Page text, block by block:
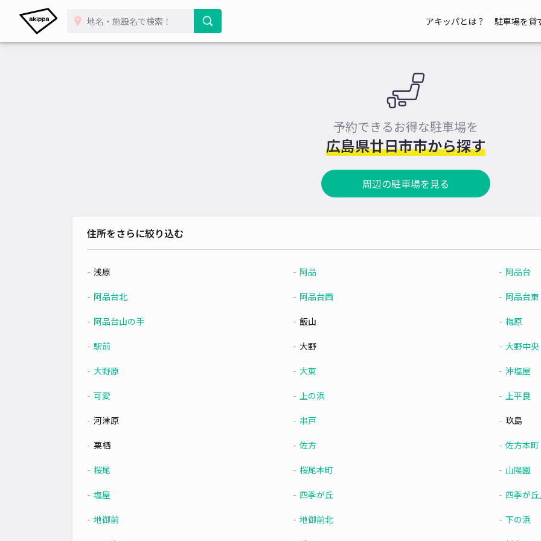
アキッパとは？ 駐車場を貸
予約できるお得な駐車場を
広島県廿日市市から探す
周辺の駐車場を見る
住所をさらに絞り込む
浅原 阿品 阿品台
阿品台北 阿品台西 阿品台東
阿品台山の手 飯山 梅原
駅前 大野 大野中央
大野原 大東 沖塩屋
可愛 上の浜 上平良
河津原 串戸 玖島
栗栖 佐方 佐方本町
桜尾 桜尾本町 山陽園
塩屋 四季が丘 四季が
地御前 地御前北 下の浜